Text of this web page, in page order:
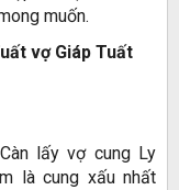
muốn.
vợ Giáp Tuất
lấy vợ cung Ly
là cung xấu nhất